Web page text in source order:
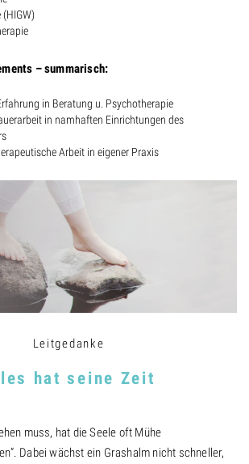
– summarisch:
in Beratung u. Psychotherapie
in namhaften Einrichtungen des
Arbeit in eigener Praxis
Leitgedanke
hat seine Zeit
muss, hat die Seele oft Mühe
Dabei wächst ein Grashalm nicht schneller,